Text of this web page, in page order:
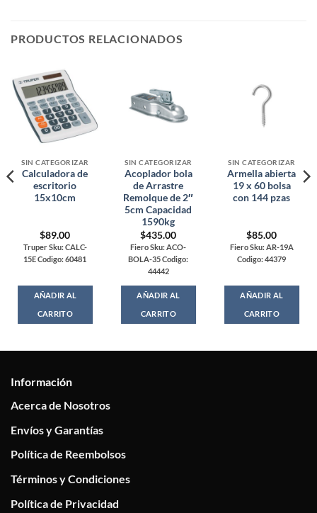
PRODUCTOS RELACIONADOS
SIN CATEGORIZAR
Calculadora de
escritorio
15x10cm
$89.00
Truper Sku: CALC-
15E Codigo: 60481
AÑADIR AL
CARRITO
SIN CATEGORIZAR
Acoplador bola
de Arrastre
Remolque de 2″
5cm Capacidad
1590kg
$435.00
Fiero Sku: ACO-
BOLA-35 Codigo:
44442
AÑADIR AL
CARRITO
SIN CATEGORIZAR
Armella abierta
19 x 60 bolsa
con 144 pzas
$85.00
Fiero Sku: AR-19A
Codigo: 44379
AÑADIR AL
CARRITO
Información
Acerca de Nosotros
Envíos y Garantías
Política de Reembolsos
Términos y Condiciones
Política de Privacidad